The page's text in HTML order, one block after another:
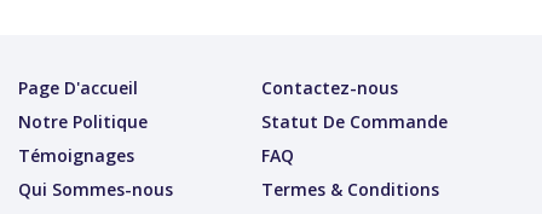
Page D'accueil
Contactez-nous
Notre Politique
Statut De Commande
Témoignages
FAQ
Qui Sommes-nous
Termes & Conditions